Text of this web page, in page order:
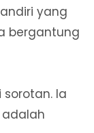
yang
bergantung
Ia
adalah